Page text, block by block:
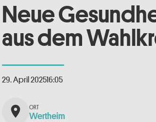
Neue
aus dem
29. April 202516:05
place Wertheim